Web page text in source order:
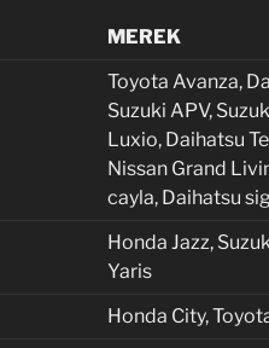
MEREK
Toyota Avanza,
Suzuki APV,
Luxio, Daihatsu
Nissan Grand
cayla, Daihatsu
Honda Jazz,
Yaris
Honda City,